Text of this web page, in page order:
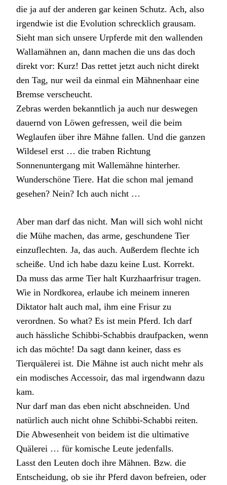
die ja auf der anderen gar keinen Schutz. Ach, also
irgendwie ist die Evolution schrecklich grausam.
Sieht man sich unsere Urpferde mit den wallenden
Wallamähnen an, dann machen die uns das doch
direkt vor: Kurz! Das rettet jetzt auch nicht direkt
den Tag, nur weil da einmal ein Mähnenhaar eine
Bremse verscheucht.
Zebras werden bekanntlich ja auch nur deswegen
dauernd von Löwen gefressen, weil die beim
Weglaufen über ihre Mähne fallen. Und die ganzen
Wildesel erst … die traben Richtung
Sonnenuntergang mit Wallemähne hinterher.
Wunderschöne Tiere. Hat die schon mal jemand
gesehen? Nein? Ich auch nicht …
Aber man darf das nicht. Man will sich wohl nicht
die Mühe machen, das arme, geschundene Tier
einzuflechten. Ja, das auch. Außerdem flechte ich
scheiße. Und ich habe dazu keine Lust. Korrekt.
Da muss das arme Tier halt Kurzhaarfrisur tragen.
Wie in Nordkorea, erlaube ich meinem inneren
Diktator halt auch mal, ihm eine Frisur zu
verordnen. So what? Es ist mein Pferd. Ich darf
auch hässliche Schibbi-Schabbis draufpacken, wenn
ich das möchte! Da sagt dann keiner, dass es
Tierquälerei ist. Die Mähne ist auch nicht mehr als
ein modisches Accessoir, das mal irgendwann dazu
kam.
Nur darf man das eben nicht abschneiden. Und
natürlich auch nicht ohne Schibbi-Schabbi reiten.
Die Abwesenheit von beidem ist die ultimative
Quälerei … für komische Leute jedenfalls.
Lasst den Leuten doch ihre Mähnen. Bzw. die
Entscheidung, ob sie ihr Pferd davon befreien, oder